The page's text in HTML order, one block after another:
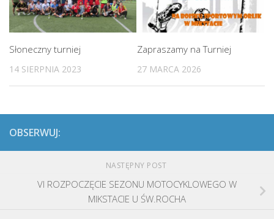
Słoneczny turniej
14 SIERPNIA 2023
Zapraszamy na Turniej
27 MARCA 2026
OBSERWUJ:
NASTĘPNY POST
VI ROZPOCZĘCIE SEZONU MOTOCYKLOWEGO W
MIKSTACIE U ŚW.ROCHA